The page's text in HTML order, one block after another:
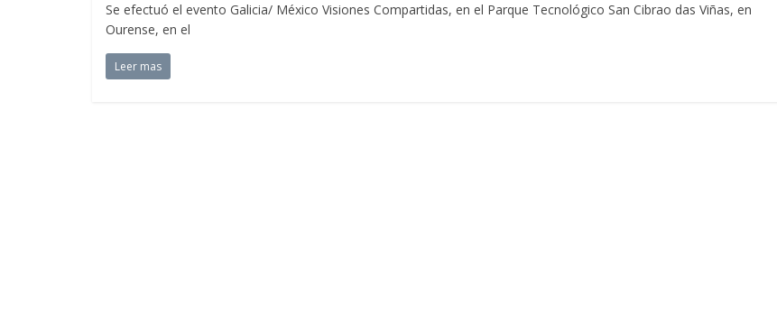
Se efectuó el evento Galicia/ México Visiones Compartidas, en el Parque Tecnológico San Cibrao das Viñas, en
Ourense, en el
Leer mas